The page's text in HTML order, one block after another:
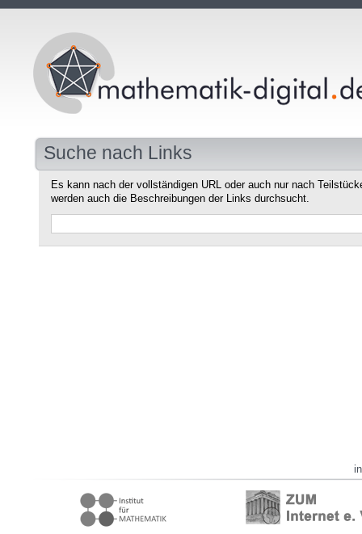
Suche nach Links
Es kann nach der vollständigen URL oder auch nur nach
werden auch die Beschreibungen der Links durchsucht.